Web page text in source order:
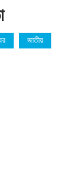
জাতীয়